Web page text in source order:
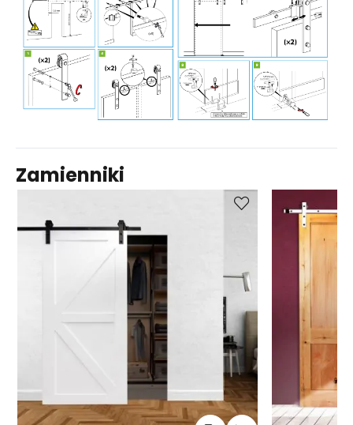
Zamienniki
Kup